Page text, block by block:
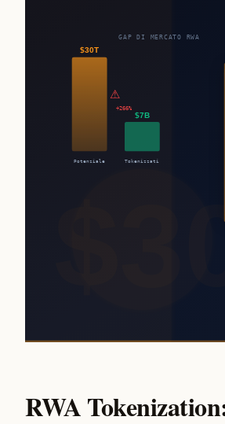
RWA